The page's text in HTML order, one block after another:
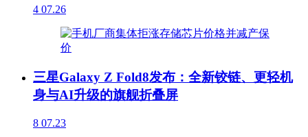
4 07.26
三星Galaxy Z Fold8发布：全新铰链、更轻机
身与AI升级的旗舰折叠屏
8 07.23